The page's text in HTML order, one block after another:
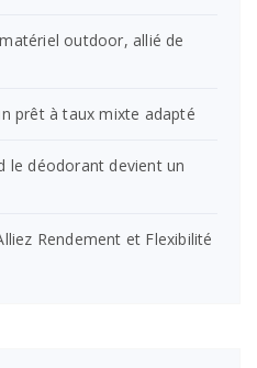
outdoor, allié de
prêt à taux mixte adapté
le déodorant devient un
Rendement et Flexibilité